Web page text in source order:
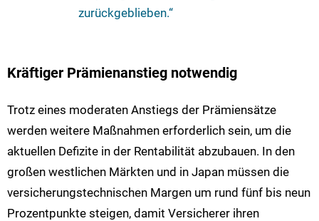
zurückgeblieben.“
Kräftiger Prämienanstieg notwendig
Trotz eines moderaten Anstiegs der Prämiensätze
werden weitere Maßnahmen erforderlich sein, um die
aktuellen Defizite in der Rentabilität abzubauen. In den
großen westlichen Märkten und in Japan müssen die
versicherungstechnischen Margen um rund fünf bis neun
Prozentpunkte steigen, damit Versicherer ihren